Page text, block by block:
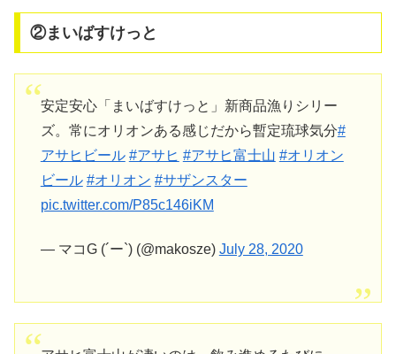
②まいばすけっと
安定安心「まいばすけっと」新商品漁りシリー
ズ。常にオリオンある感じだから暫定琉球気分#
アサヒビール #アサヒ #アサヒ富士山 #オリオン
ビール #オリオン #サザンスター
pic.twitter.com/P85c146iKM
— マコG (´ー`) (@makosze) July 28, 2020